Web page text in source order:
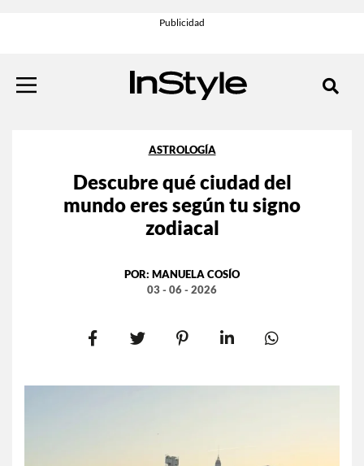
ASTROLOGÍA
Descubre qué ciudad del
mundo eres según tu signo
zodiacal
POR: MANUELA COSÍO
03 - 06 - 2026